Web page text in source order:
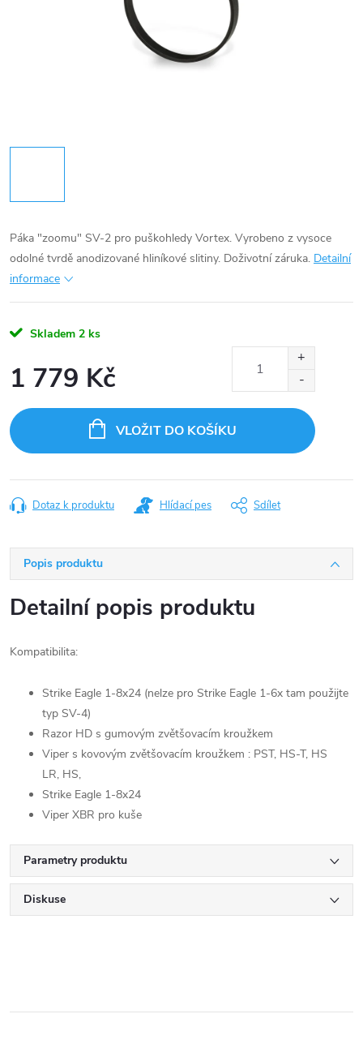
Páka "zoomu" SV-2 pro puškohledy Vortex. Vyrobeno z vysoce
odolné tvrdě anodizované hliníkové slitiny. Doživotní záruka. Detailní
informace
Skladem 2 ks
1 779 Kč
cena:
VLOŽIT DO KOŠÍKU
Dotaz k produktu Hlídací pes Sdílet
Popis produktu
Detailní popis produktu
Kompatibilita:
Strike Eagle 1-8x24 (nelze pro Strike Eagle 1-6x tam použijte
typ SV-4)
Razor HD s gumovým zvětšovacím kroužkem
Viper s kovovým zvětšovacím kroužkem : PST, HS-T, HS
LR, HS,
Strike Eagle 1-8x24
Viper XBR pro kuše
Parametry produktu
Diskuse